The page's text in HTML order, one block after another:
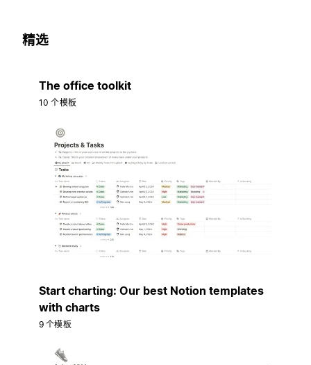
精选
The office toolkit
10 个模板
Start charting: Our best Notion templates
with charts
9 个模板